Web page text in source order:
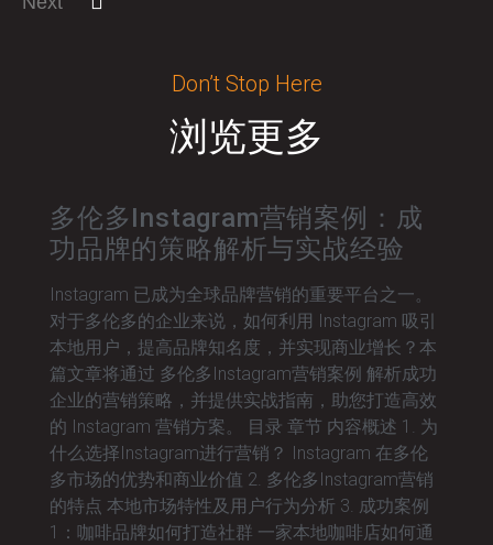
Don’t Stop Here
浏览更多
多伦多Instagram营销案例：成
功品牌的策略解析与实战经验
Instagram 已成为全球品牌营销的重要平台之一。
对于多伦多的企业来说，如何利用 Instagram 吸引
本地用户，提高品牌知名度，并实现商业增长？本
篇文章将通过 多伦多Instagram营销案例 解析成功
企业的营销策略，并提供实战指南，助您打造高效
的 Instagram 营销方案。 目录 章节 内容概述 1. 为
什么选择Instagram进行营销？ Instagram 在多伦
多市场的优势和商业价值 2. 多伦多Instagram营销
的特点 本地市场特性及用户行为分析 3. 成功案例
1：咖啡品牌如何打造社群 一家本地咖啡店如何通